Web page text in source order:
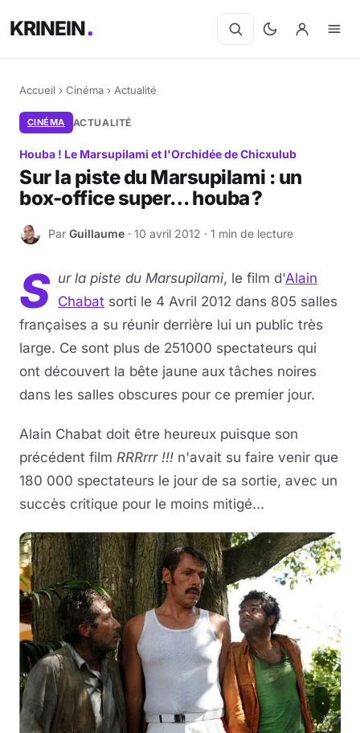
KRINEIN
Accueil › Cinéma › Actualité
CINÉMA ACTUALITÉ
Houba ! Le Marsupilami et l'Orchidée de Chicxulub
Sur la piste du Marsupilami : un
box-office super… houba ?
G Par Guillaume · 10 avril 2012 · 1 min de lecture
S ur la piste du Marsupilami, le film d'Alain
Chabat sorti le 4 Avril 2012 dans 805 salles
françaises a su réunir derrière lui un public très
large. Ce sont plus de 251000 spectateurs qui
ont découvert la bête jaune aux tâches noires
dans les salles obscures pour ce premier jour.
Alain Chabat doit être heureux puisque son
précédent film RRRrrr !!! n'avait su faire venir que
180 000 spectateurs le jour de sa sortie, avec un
succès critique pour le moins mitigé...